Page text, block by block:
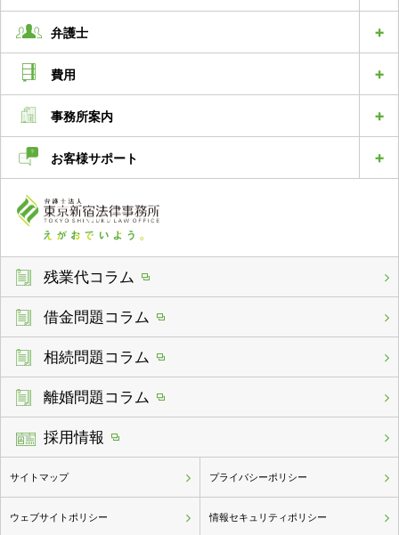
弁護士
費用
事務所案内
お客様サポート
残業代コラム
借金問題コラム
相続問題コラム
離婚問題コラム
採用情報
サイトマップ プライバシーポリシー
ウェブサイトポリシー 情報セキュリティポリシー